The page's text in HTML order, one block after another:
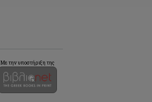
Με την υποστήριξη της